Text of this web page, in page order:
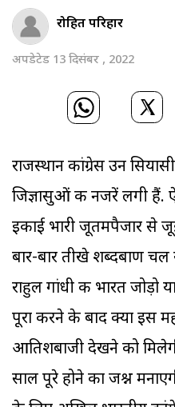
रोहित परिहार
अपडेटेड 13 दिसंबर , 2022
राजस्थान कांग्रेस उन
जिज्ञासुओं की नजरें लगी हैं.
इकाई भारी जूतमपैजार से
बार-बार तीखे शब्दबाण
राहुल गांधी की भारत जोड़ो
पूरा करने के बाद क्या
आतिशबाजी देखने को
साल पूरे होने का जश्न